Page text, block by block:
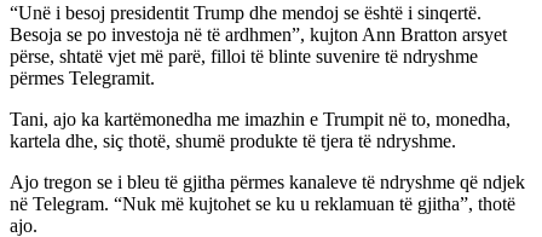
“Unë i besoj presidentit Trump dhe mendoj se është i sinqertë.
Besoja se po investoja në të ardhmen”, kujton Ann Bratton arsyet
përse, shtatë vjet më parë, filloi të blinte suvenire të ndryshme
përmes Telegramit.
Tani, ajo ka kartëmonedha me imazhin e Trumpit në to, monedha,
kartela dhe, siç thotë, shumë produkte të tjera të ndryshme.
Ajo tregon se i bleu të gjitha përmes kanaleve të ndryshme që ndjek
në Telegram. “Nuk më kujtohet se ku u reklamuan të gjitha”, thotë
ajo.